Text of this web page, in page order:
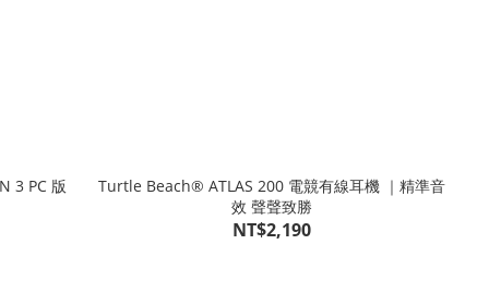
3 PC 版
Turtle Beach® ATLAS 200 電競有線耳機 ｜精準音
效 聲聲致勝
NT$2,190